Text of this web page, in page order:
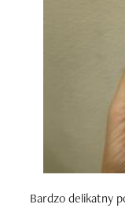
Bardzo delikatny